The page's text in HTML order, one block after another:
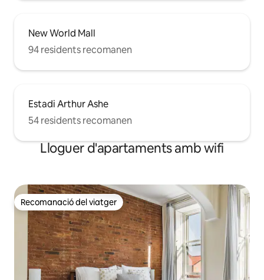
New World Mall
94 residents recomanen
Estadi Arthur Ashe
54 residents recomanen
Lloguer d'apartaments amb wifi
Recomanació del viatger
Recomanació del viatger